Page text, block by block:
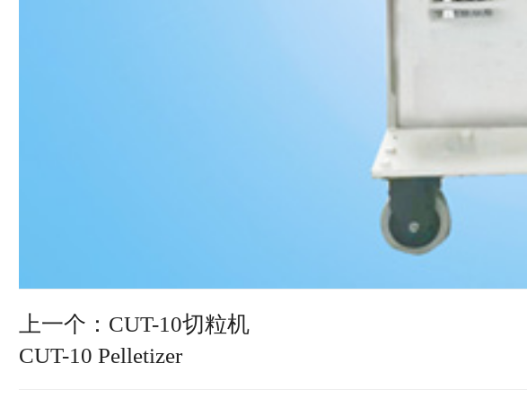
上一个：CUT-10切粒机
CUT-10 Pelletizer